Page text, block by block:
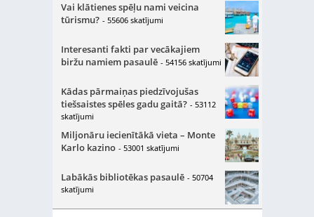
Vai klātienes spēļu nami veicina
tūrismu? - 55606 skatījumi
Interesanti fakti par vecākajiem
biržu namiem pasaulē - 54156 skatījumi
Kādas pārmaiņas piedzīvojušas
tiešsaistes spēles gadu gaitā? - 53112
skatījumi
Miljonāru iecienītākā vieta – Monte
Karlo kazino - 53001 skatījumi
Labākās bibliotēkas pasaulē - 50704
skatījumi